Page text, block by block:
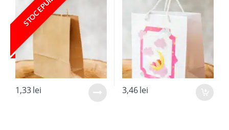
STOC EPUIZAT
1,33lei 3,46lei